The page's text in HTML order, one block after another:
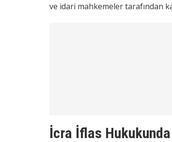
ve idari mahkemeler tarafından
İcra İflas